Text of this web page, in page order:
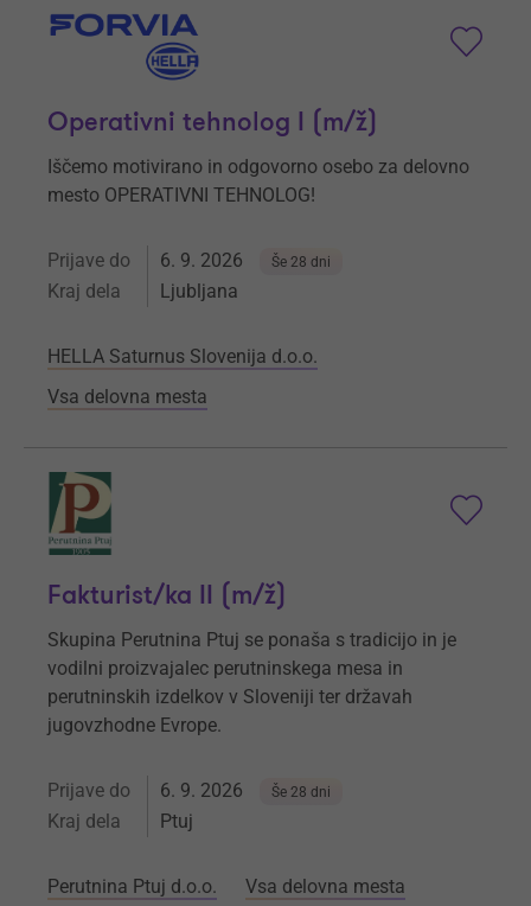
Operativni tehnolog I (m/ž)
Iščemo motivirano in odgovorno osebo za delovno
mesto OPERATIVNI TEHNOLOG!
Prijave do 6. 9. 2026 Še 28 dni
Kraj dela Ljubljana
HELLA Saturnus Slovenija d.o.o.
Vsa delovna mesta
Fakturist/ka II (m/ž)
Skupina Perutnina Ptuj se ponaša s tradicijo in je
vodilni proizvajalec perutninskega mesa in
perutninskih izdelkov v Sloveniji ter državah
jugovzhodne Evrope.
Prijave do 6. 9. 2026 Še 28 dni
Kraj dela Ptuj
Perutnina Ptuj d.o.o. Vsa delovna mesta